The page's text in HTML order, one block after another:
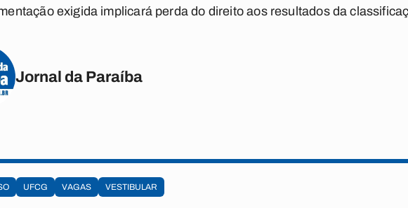
exigida implicará perda do direito aos resultados da
Jornal da Paraíba
UFCG VAGAS VESTIBULAR